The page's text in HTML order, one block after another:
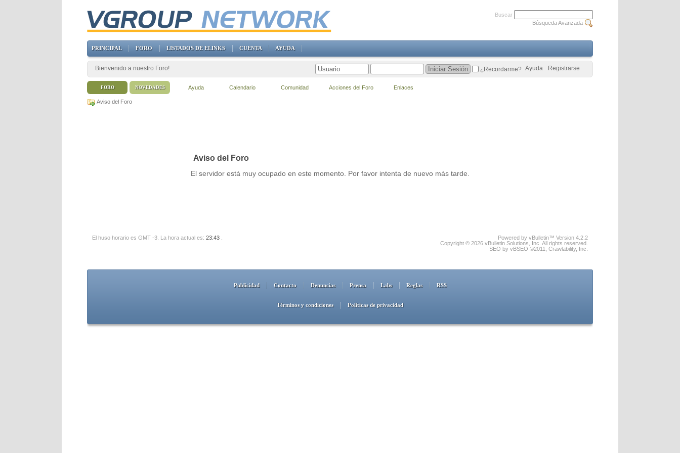
Aviso del Foro
Aviso del Foro
El servidor está muy ocupado en este momento. Por favor intenta de nuevo más tarde.
El huso horario es GMT -3. La hora actual es: 23:43
Powered by vBulletin™ Version 4.2.2
Copyright © 2026 vBulletin Solutions, Inc. All rights reserved.
SEO by vBSEO ©2011, Crawlability, Inc.
Publicidad Contacto Denuncias Prensa Labs Reglas RSS
Términos y condiciones Políticas de privacidad
Buscar
Búsqueda Avanzada
PRINCIPAL FORO LISTADOS DE ELINKS CUENTA AYUDA
Bienvenido a nuestro Foro! Registrarse
Ayuda
¿Recordarme?
FORO Ayuda Calendario Comunidad Acciones del Foro Enlaces
NOVEDADES